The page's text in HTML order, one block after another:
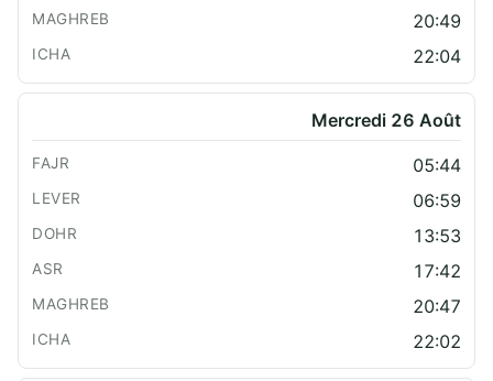
20:49
22:04
Mercredi 26 Août
05:44
06:59
13:53
17:42
20:47
22:02